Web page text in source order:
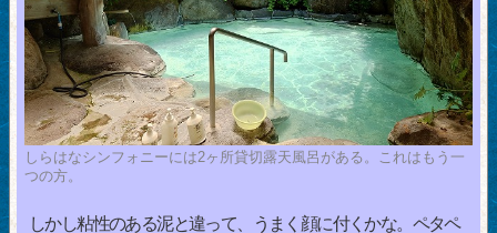
しらはなシンフォニーには2ヶ所貸切露天風呂がある。これはもう一
つの方。
しかし粘性のある泥と違って、うまく顔に付くかな。ペタペ